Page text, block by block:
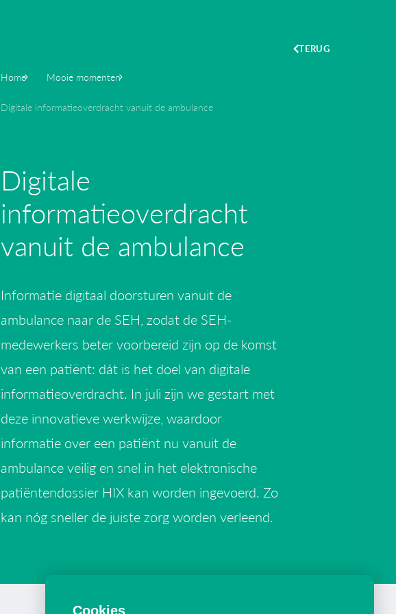
Cookies
TERUG
Home Mooie momenten
Digitale informatieoverdracht vanuit de ambulance
Digitale
informatieoverdracht
vanuit de ambulance
Informatie digitaal doorsturen vanuit de
ambulance naar de SEH, zodat de SEH-
medewerkers beter voorbereid zijn op de komst
van een patiënt: dát is het doel van digitale
informatieoverdracht. In juli zijn we gestart met
deze innovatieve werkwijze, waardoor
informatie over een patiënt nu vanuit de
ambulance veilig en snel in het elektronische
patiëntendossier HIX kan worden ingevoerd. Zo
kan nóg sneller de juiste zorg worden verleend.